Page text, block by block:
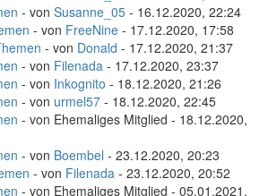
- von Susanne_05 - 16.12.2020, 22:24
- von FreeNine - 17.12.2020, 17:58
- von Donald - 17.12.2020, 21:37
- von Filenada - 17.12.2020, 23:37
- von Inkognito - 18.12.2020, 21:26
- von urmel57 - 18.12.2020, 22:45
- von Ehemaliges Mitglied - 18.12.2020,
- von Boembel - 23.12.2020, 20:23
- von Filenada - 23.12.2020, 20:52
- von Ehemaliges Mitglied - 05.01.2021,